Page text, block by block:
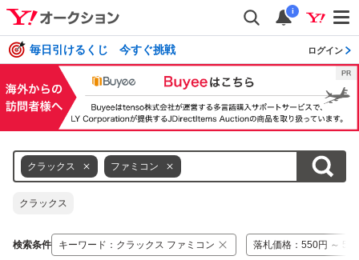
i
毎日引けるくじ 今すぐ挑戦 ログイン
クラックス ファミコン
クラックス
検索条件 キーワード ： クラックス ファミコン 落札価格 ： 550円 ～